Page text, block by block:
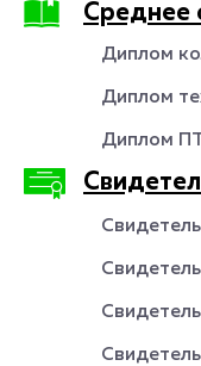
Среднее
Диплом
Диплом
Диплом